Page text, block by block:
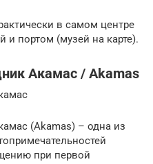
в самом центре
и портом (музей на карте).
Акамас / Akamas
(Akamas) – одна из
при первой